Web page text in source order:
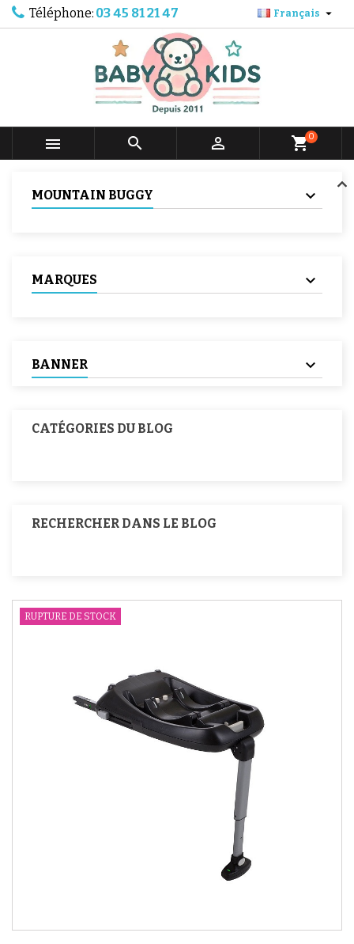
Téléphone: 03 45 81 21 47 Français 
   shopping_cart0
MOUNTAIN BUGGY
MARQUES
BANNER
CATÉGORIES DU BLOG
RECHERCHER DANS LE BLOG
RUPTURE DE STOCK